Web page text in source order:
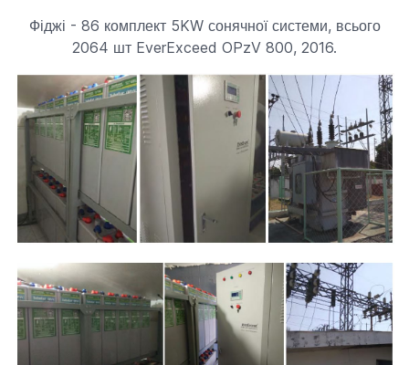
Фіджі - 86 комплект 5KW сонячної системи, всього
2064 шт EverExceed OPzV 800, 2016.